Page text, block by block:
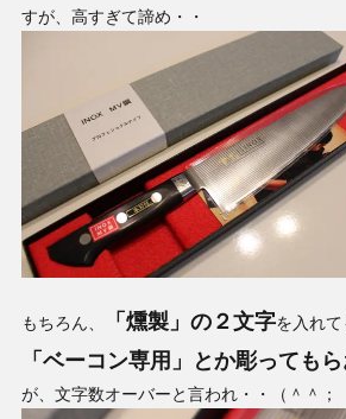
すが、高すぎて諦め・・
もちろん、 「燻製」の２文字を入れて
「ベーコン専用」とか彫っても
が、文字数オーバーと言われ・・（＾＾；